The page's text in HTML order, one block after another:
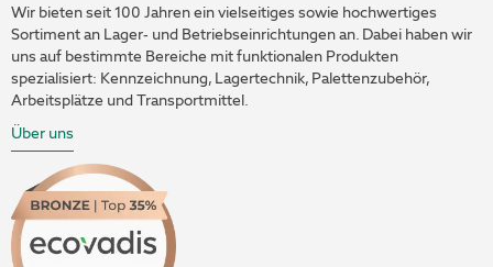
Wir bieten seit 100 Jahren ein vielseitiges sowie hochwertiges
Sortiment an Lager- und Betriebseinrichtungen an. Dabei haben wir
uns auf bestimmte Bereiche mit funktionalen Produkten
spezialisiert: Kennzeichnung, Lagertechnik, Palettenzubehör,
Arbeitsplätze und Transportmittel.
Über uns